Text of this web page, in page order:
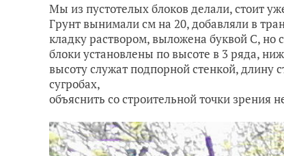
Мы из пустотелых блоков делали, стоит
Грунт вынимали см на 20, добавляли в
кладку раствором, выложена буквой С, но
блоки установлены по высоте в 3 ряда,
высоту служат подпорной стенкой, длину
сугробах,
объяснить со строительной точки зрения